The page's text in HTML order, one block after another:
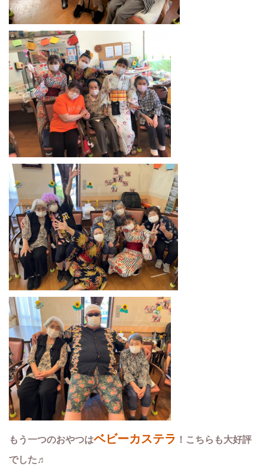
もう一つのおやつはベビーカステラ ！こちらも大好評
でした♬